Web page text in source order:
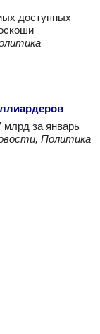
доступных
за январь
Политика